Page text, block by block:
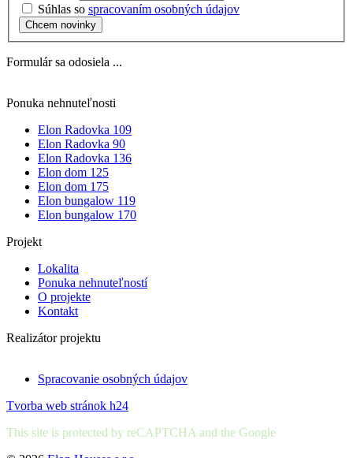
Súhlas so spracovaním osobných údajov
Chcem novinky
Formulár sa odosiela ...
Ponuka nehnuteľnosti
Elon Radovka 109
Elon Radovka 90
Elon Radovka 136
Elon dom 125
Elon dom 175
Elon bungalow 119
Elon bungalow 170
Projekt
Lokalita
Ponuka nehnuteľností
O projekte
Kontakt
Realizátor projektu
Spracovanie osobných údajov
Tvorba web stránok h24
This site is protected by reCAPTCHA and the Google